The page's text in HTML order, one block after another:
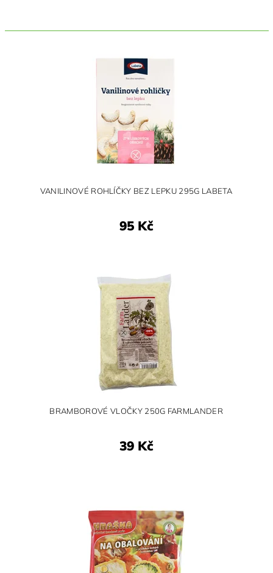
VANILINOVÉ ROHLÍČKY BEZ LEPKU 295G LABETA
95 Kč
BRAMBOROVÉ VLOČKY 250G FARMLANDER
39 Kč